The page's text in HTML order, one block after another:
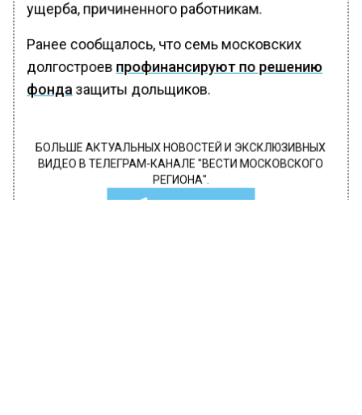
ущерба, причиненного работникам.
Ранее сообщалось, что семь московских
долгостроев профинансируют по решению
фондазащиты дольщиков.
БОЛЬШЕ АКТУАЛЬНЫХ НОВОСТЕЙ И ЭКСКЛЮЗИВНЫХ
ВИДЕО В ТЕЛЕГРАМ-КАНАЛЕ "ВЕСТИ МОСКОВСКОГО
РЕГИОНА".